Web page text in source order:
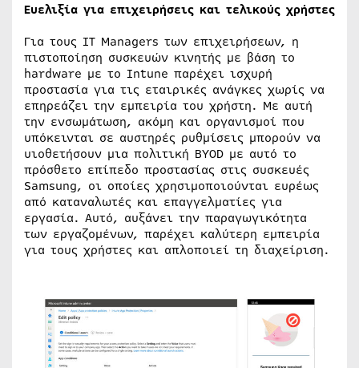
Ευελιξία για επιχειρήσεις και τελικούς χρήστες
Για τους IT Managers των επιχειρήσεων, η
πιστοποίηση συσκευών κινητής με βάση το
hardware με το Intune παρέχει ισχυρή
προστασία για τις εταιρικές ανάγκες χωρίς να
επηρεάζει την εμπειρία του χρήστη. Με αυτή
την ενσωμάτωση, ακόμη και οργανισμοί που
υπόκεινται σε αυστηρές ρυθμίσεις μπορούν να
υιοθετήσουν μια πολιτική BYOD με αυτό το
πρόσθετο επίπεδο προστασίας στις συσκευές
Samsung, οι οποίες χρησιμοποιούνται ευρέως
από καταναλωτές και επαγγελματίες για
εργασία. Αυτό, αυξάνει την παραγωγικότητα
των εργαζομένων, παρέχει καλύτερη εμπειρία
για τους χρήστες και απλοποιεί τη διαχείριση.